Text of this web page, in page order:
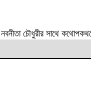
চৌধুরীর সাথে